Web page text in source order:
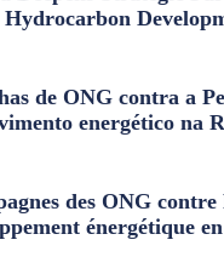
Hydrocarbon
de ONG contra a
energético na
des ONG contre
énergétique